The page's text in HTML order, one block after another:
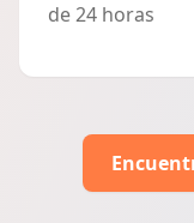
de 24 horas